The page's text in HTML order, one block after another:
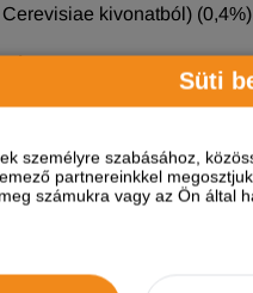
Süti
személyre szabásához,
partnereinkkel
számukra vagy az Ön által
kivonatból)
A vitamin 10000 IU; D3
3mg; K3 vitamin
szulfát monohidrát
1500mg.
24,00%, nyers zsírok